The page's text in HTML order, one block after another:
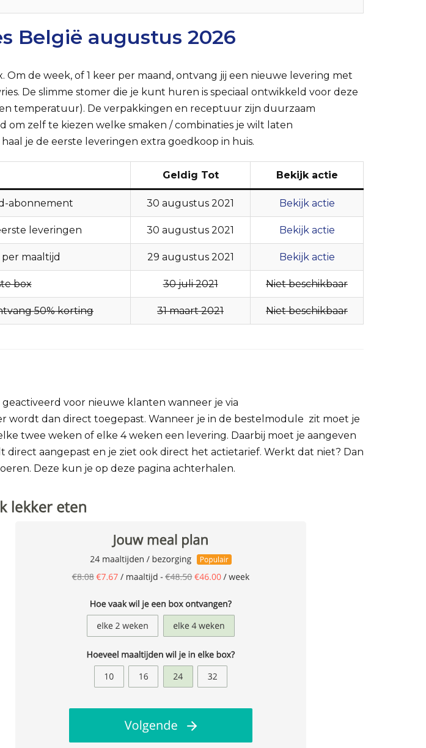
België augustus 2026
de week, of 1 keer per maand, ontvang jij een nieuwe levering met
De slimme stomer die je kunt huren is speciaal ontwikkeld voor deze
temperatuur). De verpakkingen en receptuur zijn duurzaam
zelf te kiezen welke smaken / combinaties je wilt laten
je de eerste leveringen extra goedkoop in huis.
Geldig Tot Bekijk actie
abonnement 30 augustus 2021 Bekijk actie
leveringen 30 augustus 2021 Bekijk actie
per maaltijd 29 augustus 2021 Bekijk actie
box 30 juli 2021 Niet beschikbaar
50% korting 31 maart 2021 Niet beschikbaar
voor nieuwe klanten wanneer je via
wordt dan direct toegepast. Wanneer je in de bestelmodule zit moet je
twee weken of elke 4 weken een levering. Daarbij moet je aangeven
direct aangepast en je ziet ook direct het actietarief. Werkt dat niet? Dan
Deze kun je op deze pagina achterhalen.